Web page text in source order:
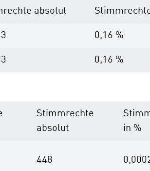
absolut
0,16 %
0,16 %
Stimmrechte
absolut
in %
448